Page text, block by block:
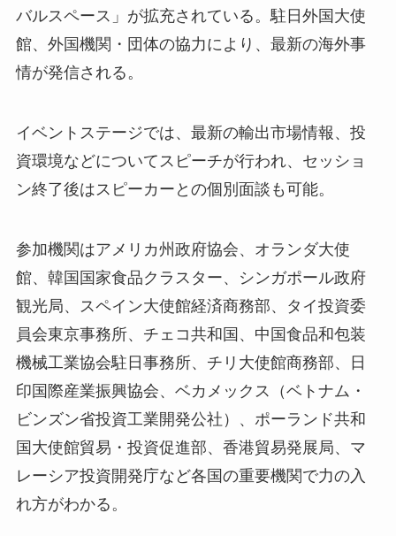
バルスペース」が拡充されている。駐日外国大使
館、外国機関・団体の協力により、最新の海外事
情が発信される。
イベントステージでは、最新の輸出市場情報、投
資環境などについてスピーチが行われ、セッショ
ン終了後はスピーカーとの個別面談も可能。
参加機関はアメリカ州政府協会、オランダ大使
館、韓国国家食品クラスター、シンガポール政府
観光局、スペイン大使館経済商務部、タイ投資委
員会東京事務所、チェコ共和国、中国食品和包装
機械工業協会駐日事務所、チリ大使館商務部、日
印国際産業振興協会、ベカメックス（ベトナム・
ビンズン省投資工業開発公社）、ポーランド共和
国大使館貿易・投資促進部、香港貿易発展局、マ
レーシア投資開発庁など各国の重要機関で力の入
れ方がわかる。